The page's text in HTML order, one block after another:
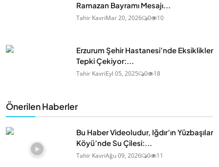
Ramazan Bayramı Mesajı...
Tahir KavriMar 20, 2026 0 10
Erzurum Şehir Hastanesi’nde Eksiklikler
Tepki Çekiyor:...
Tahir KavriEyl 05, 2025 0 18
Önerilen Haberler
Bu Haber Videoludur, Iğdır’ın Yüzbaşılar
Köyü’nde Su Çilesi:...
Tahir KavriAğu 09, 2026 0 11